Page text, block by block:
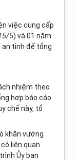
việc cung cấp
5) và 01 năm
an tỉnh để tổng
nhiệm theo
hợp báo cáo
chế này, tổ
khăn vướng
liên quan
Ủy ban